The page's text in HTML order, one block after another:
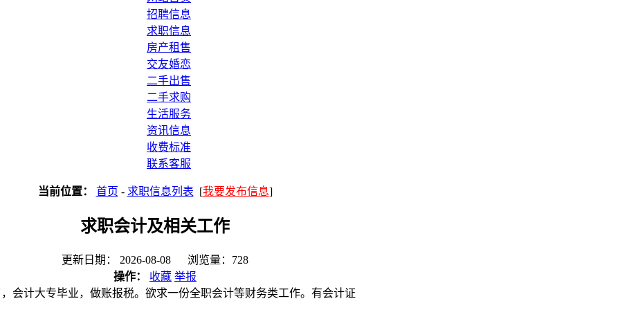
招聘信息
求职信息
房产租售
交友婚恋
二手出售
二手求购
生活服务
资讯信息
收费标准
联系客服
当前位置： 首页 - 求职信息列表 [我要发布信息]
求职会计及相关工作
更新日期： 2026-08-08 浏览量：728
操作：
收藏 举报
会计大专毕业，做账报税。欲求一份全职会计等财务类工作。有会计证